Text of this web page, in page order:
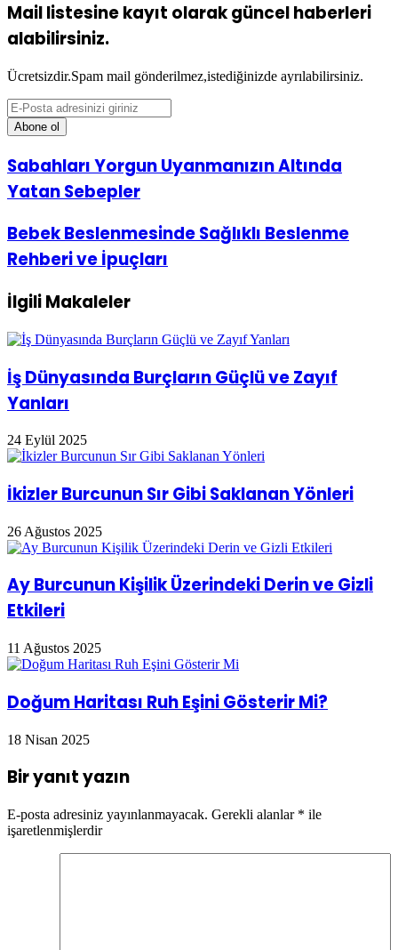
Mail listesine kayıt olarak güncel haberleri
alabilirsiniz.
Ücretsizdir.Spam mail gönderilmez,istediğinizde ayrılabilirsiniz.
E-
Posta
adresinizi
Sabahları
Yorgun
Uyanmanızın
Yatan
Sebepler
Sabahları Yorgun Uyanmanızın Altında
Yatan Sebepler
Bebek
Beslenmesinde
Sağlıklı
Rehberi
ve
Bebek Beslenmesinde Sağlıklı Beslenme
Rehberi ve İpuçları
İlgili Makaleler
İş Dünyasında Burçların Güçlü ve Zayıf
Yanları
24 Eylül 2025
İkizler Burcunun Sır Gibi Saklanan Yönleri
26 Ağustos 2025
Ay Burcunun Kişilik Üzerindeki Derin ve Gizli
Etkileri
11 Ağustos 2025
Doğum Haritası Ruh Eşini Gösterir Mi?
18 Nisan 2025
Bir yanıt yazın
E-posta adresiniz yayınlanmayacak. Gerekli alanlar * ile
işaretlenmişlerdir